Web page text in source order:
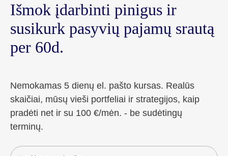
Išmok įdarbinti pinigus ir
susikurk pasyvių pajamų srautą
per 60d.
Nemokamas 5 dienų el. pašto kursas. Realūs
skaičiai, mūsų vieši portfeliai ir strategijos, kaip
pradėti net ir su 100 €/mėn. - be sudėtingų
terminų.